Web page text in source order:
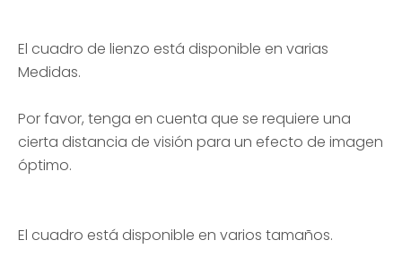
El cuadro de lienzo está disponible en varias
Medidas.
Por favor, tenga en cuenta que se requiere una
cierta distancia de visión para un efecto de imagen
óptimo.
El cuadro está disponible en varios tamaños.